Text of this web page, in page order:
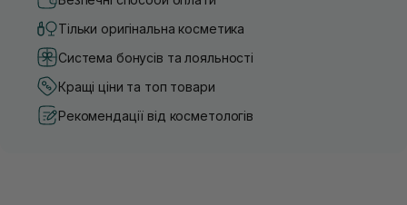
Тільки оригінальна косметика
Система бонусів та лояльності
Кращі ціни та топ товари
Рекомендації від косметологів